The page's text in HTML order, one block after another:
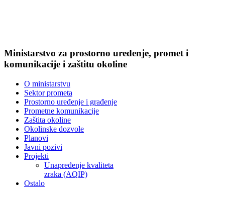
Ministarstvo za prostorno uređenje, promet i
komunikacije i zaštitu okoline
O ministarstvu
Sektor prometa
Prostorno uređenje i građenje
Prometne komunikacije
Zaštita okoline
Okolinske dozvole
Planovi
Javni pozivi
Projekti
Unapređenje kvaliteta
zraka (AQIP)
Ostalo